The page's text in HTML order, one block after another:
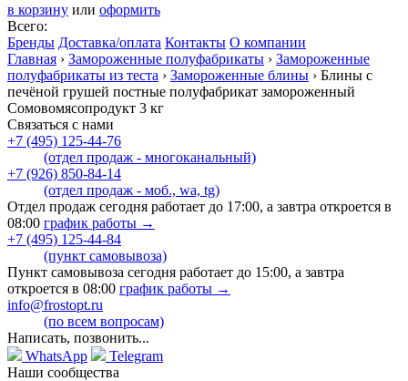
в корзину или оформить
Всего:
Бренды Доставка/оплата Контакты О компании
Главная › Замороженные полуфабрикаты › Замороженные
полуфабрикаты из теста › Замороженные блины › Блины с
печёной грушей постные полуфабрикат замороженный
Сомовомясопродукт 3 кг
Связаться с нами
+7 (495) 125-44-76
(отдел продаж - многоканальный)
+7 (926) 850-84-14
(отдел продаж - моб., wa, tg)
Отдел продаж сегодня работает до 17:00, а завтра откроется в
08:00 график работы →
+7 (495) 125-44-84
(пункт самовывоза)
Пункт самовывоза сегодня работает до 15:00, а завтра
откроется в 08:00 график работы →
info@frostopt.ru
(по всем вопросам)
Написать, позвонить...
WhatsApp
Telegram
Наши сообщества